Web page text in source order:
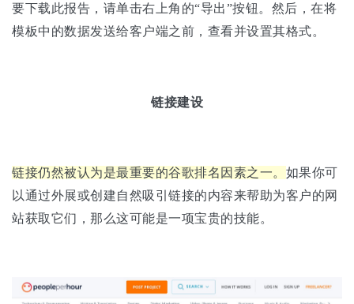
要下载此报告，请单击右上角的“导出”按钮。然后，在将
模板中的数据发送给客户端之前，查看并设置其格式。
链接建设
链接仍然被认为是最重要的谷歌排名因素之一。 如果你可
以通过外展或创建自然吸引链接的内容来帮助为客户的网
站获取它们，那么这可能是一项宝贵的技能。